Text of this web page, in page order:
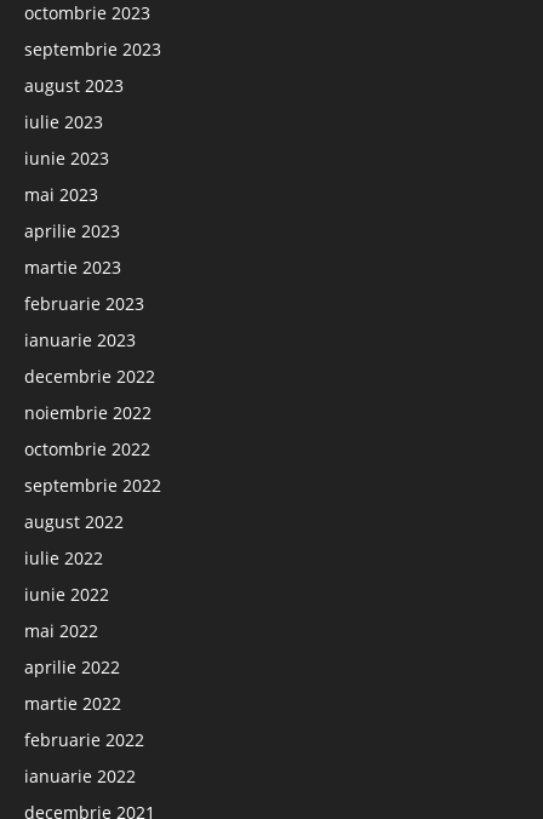
octombrie 2023
septembrie 2023
august 2023
iulie 2023
iunie 2023
mai 2023
aprilie 2023
martie 2023
februarie 2023
ianuarie 2023
decembrie 2022
noiembrie 2022
octombrie 2022
septembrie 2022
august 2022
iulie 2022
iunie 2022
mai 2022
aprilie 2022
martie 2022
februarie 2022
ianuarie 2022
decembrie 2021